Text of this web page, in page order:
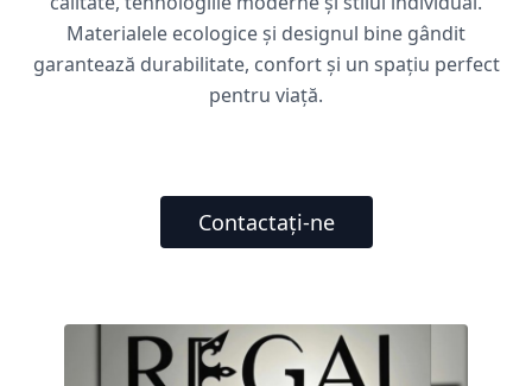
Materialele ecologice și designul bine gândit
garantează durabilitate, confort și un spațiu perfect
pentru viață.
Contactați-ne